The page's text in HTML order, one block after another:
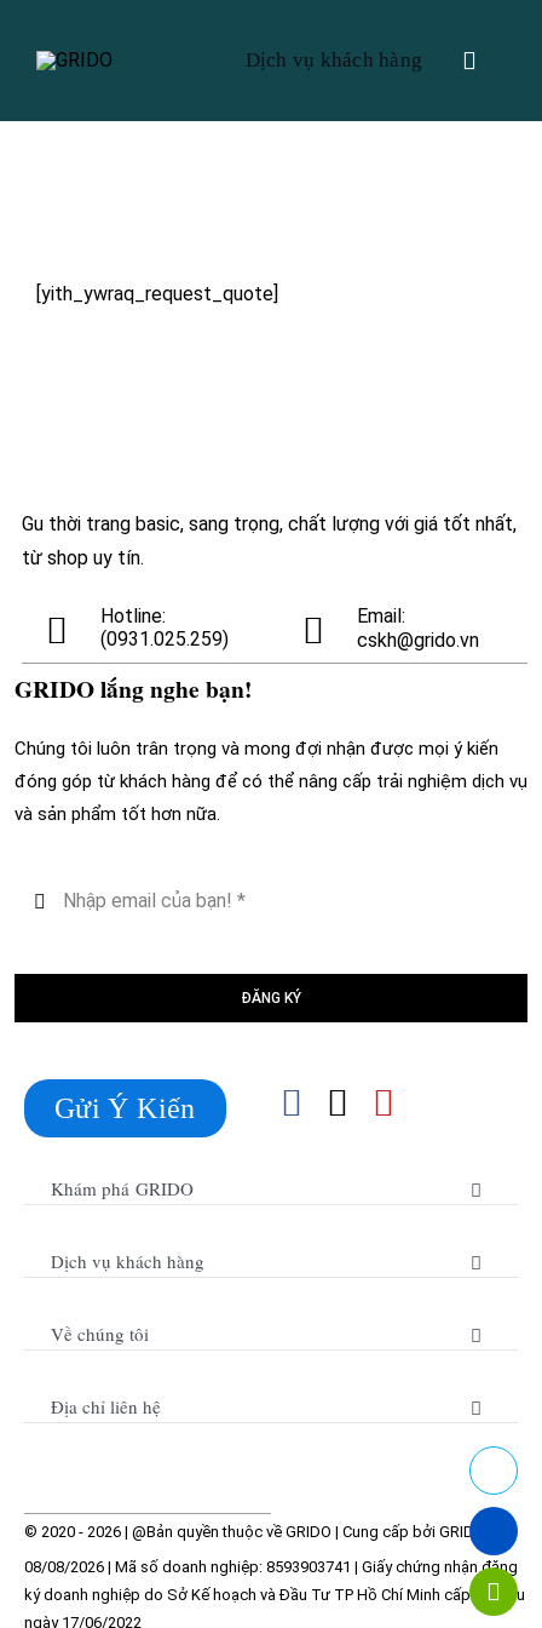
Dịch vụ khách hàng
Toggle
[yith_ywraq_request_quote]
Gu thời trang basic, sang trọng, chất lượng với giá tốt nhất,
từ shop uy tín.
Gửi Ý Kiến
Hotline:
(0931.025.259)
Email:
cskh@grido.vn
Khám phá GRIDO
Dịch vụ khách hàng
Về chúng tôi
Địa chỉ liên hệ
GRIDO lắng nghe bạn!
Chúng tôi luôn trân trọng và mong đợi nhận được mọi ý kiến
đóng góp từ khách hàng để có thể nâng cấp trải nghiệm dịch vụ
và sản phẩm tốt hơn nữa.
ĐĂNG KÝ
© 2020 - 2026 | @Bản quyền thuộc về GRIDO | Cung cấp bởi GRIDO
08/08/2026 | Mã số doanh nghiệp: 8593903741 | Giấy chứng nhận đăng
ký doanh nghiệp do Sở Kế hoạch và Đầu Tư TP Hồ Chí Minh cấp lần đầu
ngày 17/06/2022